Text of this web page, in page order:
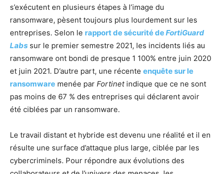
s’exécutent en plusieurs étapes à l’image du
ransomware, pèsent toujours plus lourdement sur les
entreprises. Selon le rapport de sécurité deFortiGuard
Labs sur le premier semestre 2021, les incidents liés au
ransomware ont bondi de presque 1 100% entre juin 2020
et juin 2021. D’autre part, une récente enquête sur le
ransomware menée par Fortinetindique que ce ne sont
pas moins de 67 % des entreprises qui déclarent avoir
été ciblées par un ransomware.
Le travail distant et hybride est devenu une réalité et il en
résulte une surface d’attaque plus large, ciblée par les
cybercriminels. Pour répondre aux évolutions des